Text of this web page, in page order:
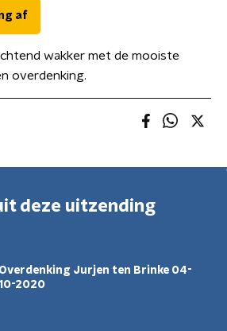
af
wakker met de mooiste
overdenking.
deze uitzending
Overdenking Jurjen ten Brinke 04-
2020